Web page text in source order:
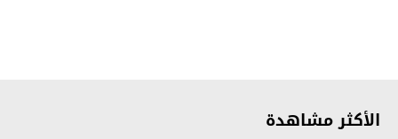
الأكثر مشاهدة